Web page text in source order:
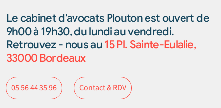
Contact & RDV
Le cabinet d'avocats Plouton est ouvert de
9h00 à 19h30, du lundi au vendredi.
Retrouvez - nous au15 Pl. Sainte-Eulalie,
33000 Bordeaux